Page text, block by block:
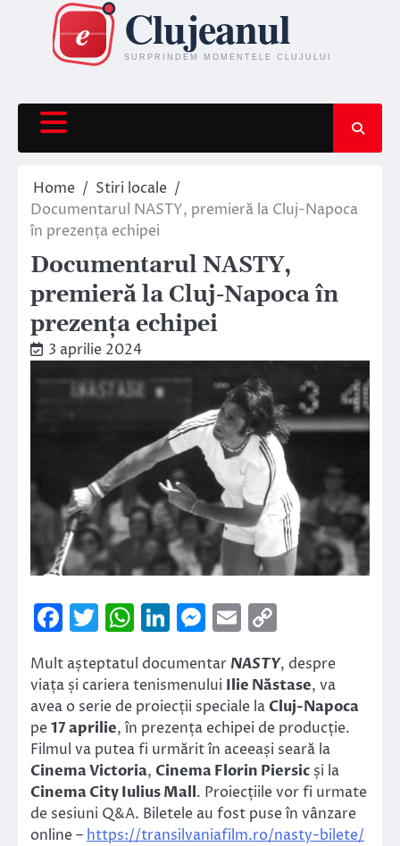
content
Home
Stiri locale
Documentarul NASTY, premieră la Cluj-Napoca
în prezența echipei
Documentarul NASTY,
premieră la Cluj-Napoca în
prezența echipei
3 aprilie 2024
Facebook
Twitter
WhatsApp
LinkedIn
Messenger
Email
Link
Mult așteptatul documentar NASTY, despre
viața și cariera tenismenului Ilie Năstase, va
avea o serie de proiecții speciale la Cluj-Napoca
pe17 aprilie, în prezența echipei de producție.
Filmul va putea fi urmărit în aceeași seară la
Cinema Victoria, Cinema Florin Piersic și la
Cinema City Iulius Mall. Proiecțiile vor fi urmate
de sesiuni Q&A. Biletele au fost puse în vânzare
online – https://transilvaniafilm.ro/nasty-bilete/